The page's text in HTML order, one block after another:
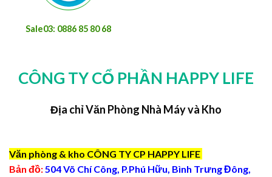
Sale03: 0886 85 80 68
CÔNG TY CỔ PHẦN HAPPY LIFE
Địa chỉ Văn Phòng Nhà Máy và Kho
Văn phòng & kho CÔNG TY CP HAPPY LIFE
Bản đồ:504 Võ Chí Công, P.Phú Hữu, Bình Trưng Đông,